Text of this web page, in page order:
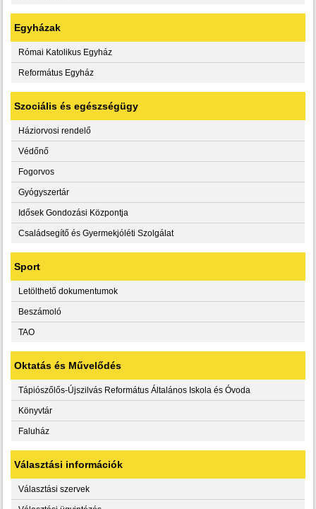
Egyházak
Római Katolikus Egyház
Református Egyház
Szociális és egészségügy
Háziorvosi rendelő
Védőnő
Fogorvos
Gyógyszertár
Idősek Gondozási Központja
Családsegítő és Gyermekjóléti Szolgálat
Sport
Letölthető dokumentumok
Beszámoló
TAO
Oktatás és Művelődés
Tápiószőlős-Újszilvás Református Általános Iskola és Óvoda
Könyvtár
Faluház
Választási információk
Választási szervek